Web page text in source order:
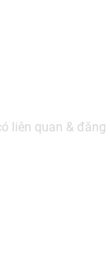
liên quan & đăng